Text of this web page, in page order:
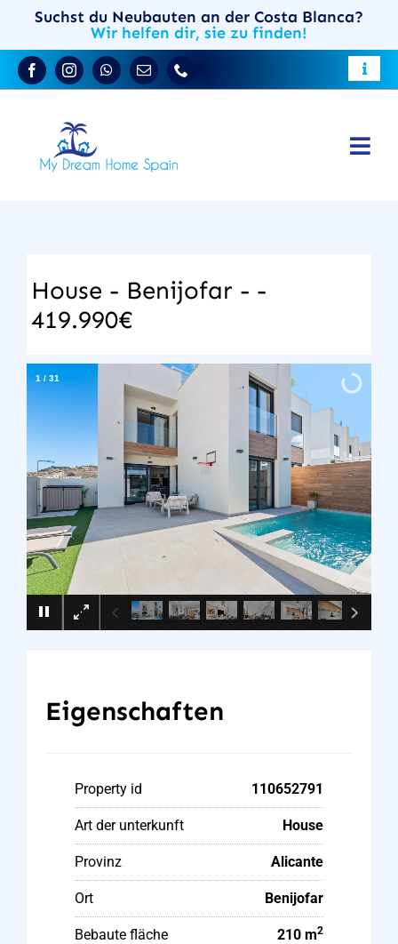
content
Suchst du Neubauten an der Costa Blanca?
Wir helfen dir, sie zu finden!
Toggle
Wohnen Sie in Spanien
House - Benijofar - -
419.990€
×
1/ 31
Eigenschaften
Property id 110652791
Art der unterkunft House
Provinz Alicante
Ort Benijofar
Bebaute fläche 210 m2